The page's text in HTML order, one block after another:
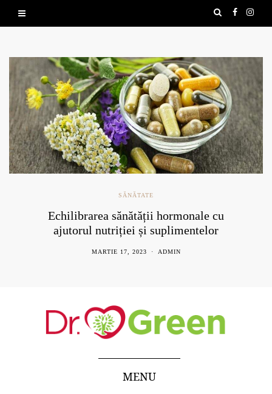
SĂNĂTATE
Echilibrarea sănătății hormonale cu
ajutorul nutriției și suplimentelor
MARTIE 17, 2023 ADMIN
MENU